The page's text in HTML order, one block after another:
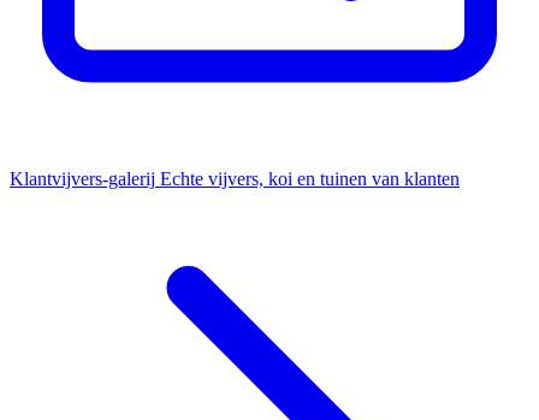
Klantvijvers-galerij Echte vijvers, koi en tuinen van klanten